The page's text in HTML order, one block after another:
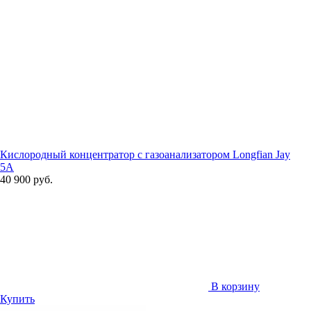
Кислородный концентратор с газоанализатором Longfian Jay
5A
40 900 руб.
В корзину
Купить